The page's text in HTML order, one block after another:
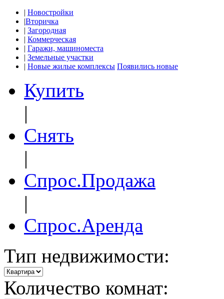
| Новостройки
|Вторичка
| Загородная
| Коммерческая
| Гаражи, машиноместа
| Земельные участки
| Новые жилые комплексы Появились новые
Купить
|
Снять
|
Спрос.Продажа
|
Спрос.Аренда
Тип недвижимости:
Количество комнат: